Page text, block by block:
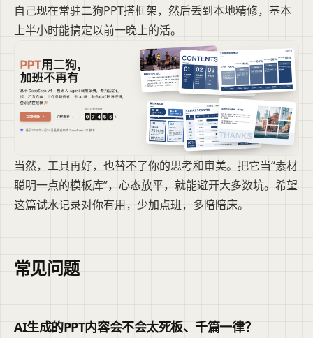
自己现在常驻二狗PPT搭框架，然后丢到本地精修，基本
上半小时能搞定以前一晚上的活。
当然，工具再好，也替不了你的思考和审美。把它当“素材
聪明一点的模板库”，心态放平，就能避开大多数坑。希望
这篇试水记录对你有用，少加点班，多陪陪床。
常见问题
AI生成的PPT内容会不会太死板、千篇一律？